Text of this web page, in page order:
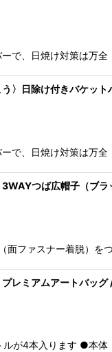
で、日焼け対策は万
う〉日除け付きバケット
ーで、日焼け対策は万
3WAYつば広帽子（ブラ
面ファスナー着脱）を
プレミアムアートバッ
ルが4本入ります ●本